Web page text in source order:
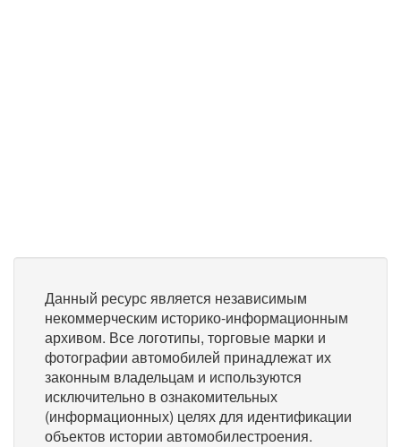
Данный ресурс является независимым
некоммерческим историко-информационным
архивом. Все логотипы, торговые марки и
фотографии автомобилей принадлежат их
законным владельцам и используются
исключительно в ознакомительных
(информационных) целях для идентификации
объектов истории автомобилестроения.